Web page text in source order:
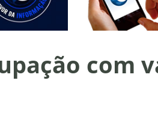
com